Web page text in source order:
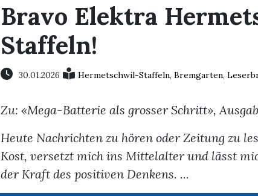
Bravo Elektra
Staffeln!
30.01.2026 Hermetschwil-Staffeln, Bremgarten,
Zu: «Mega-Batterie als grosser Schritt»,
Heute Nachrichten zu hören oder Zeitung zu
Kost, versetzt mich ins Mittelalter und lässt
der Kraft des positiven Denkens. ...